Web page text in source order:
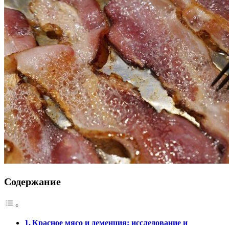
Содержание
Красное мясо и деменция: исследование и